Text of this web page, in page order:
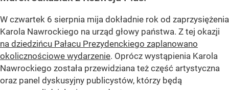
W czwartek 6 sierpnia mija dokładnie rok od zaprzysiężenia
Karola Nawrockiego na urząd głowy państwa. Z tej okazji
na dziedzińcu Pałacu Prezydenckiego zaplanowano
okolicznościowe wydarzenie. Oprócz wystąpienia Karola
Nawrockiego została przewidziana też część artystyczna
oraz panel dyskusyjny publicystów, którzy będą